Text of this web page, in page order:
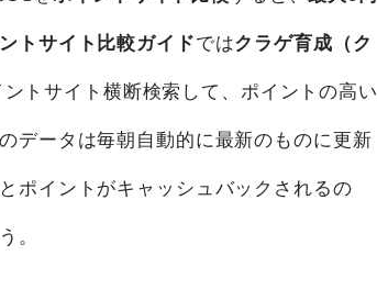
をポイントサイト比較 すると、最大0円
トサイト比較ガイドではクラゲ育成（ク
トサイト横断検索して、ポイントの高い
データは毎朝自動的に最新のものに更新